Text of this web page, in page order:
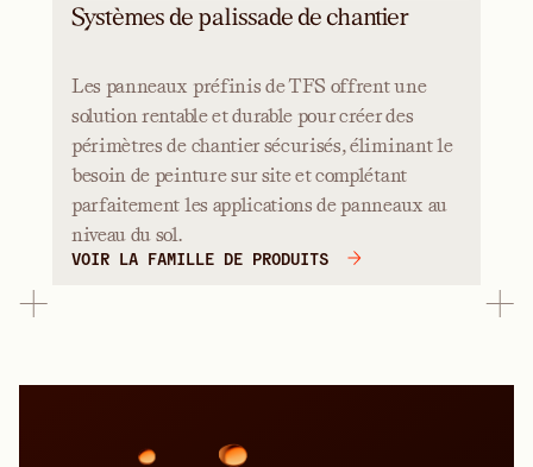
Systèmes de palissade de chantier
Les panneaux préfinis de TFS offrent une
solution rentable et durable pour créer des
périmètres de chantier sécurisés, éliminant le
besoin de peinture sur site et complétant
parfaitement les applications de panneaux au
niveau du sol.
VOIR LA FAMILLE DE PRODUITS